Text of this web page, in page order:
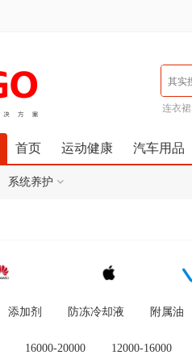
连衣裙
首页 运动健康 汽车用品
系统养护
添加剂 防冻冷却液 附属油
16000-20000 12000-16000